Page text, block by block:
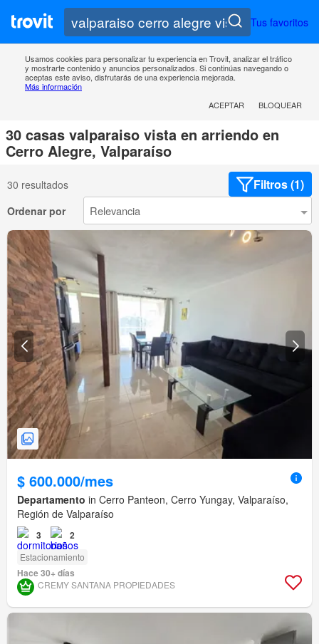
Tus favoritos
Usamos cookies para personalizar tu experiencia en Trovit, analizar el tráfico
y mostrarte contenido y anuncios personalizados. Si continúas navegando o
aceptas este aviso, disfrutarás de una experiencia mejorada.
Más información
ACEPTAR
BLOQUEAR
30 casas valparaiso vista en arriendo en
Cerro Alegre, Valparaíso
30 resultados Filtros (1)
Ordenar por
$ 600.000/mes
Departamento in Cerro Panteon, Cerro Yungay, Valparaíso,
Región de Valparaíso
3 2
Estacionamiento
Hace 30+ días
CREMY SANTANA PROPIEDADES